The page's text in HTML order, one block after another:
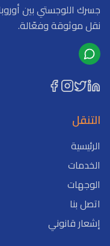
جسرك اللوجستي بين
نقل موثوقة وفعّالة.
التنقل
الرئيسية
الخدمات
الوجهات
اتصل بنا
إشعار قانوني